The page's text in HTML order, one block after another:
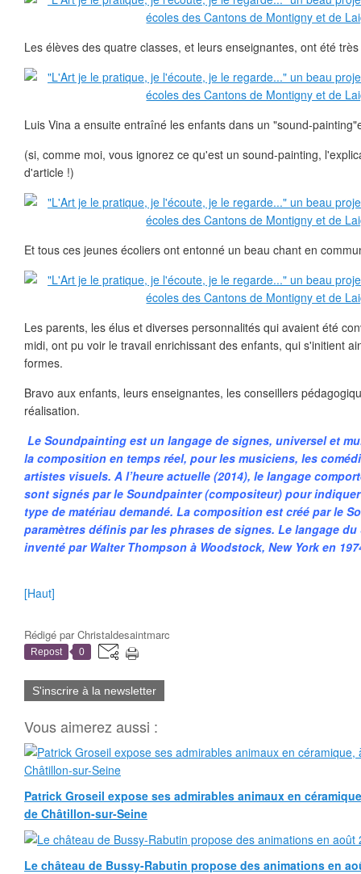
Les élèves des quatre classes, et leurs enseignantes, ont été
Luis Vina a ensuite entraîné les enfants dans un "sound-
(si, comme moi, vous ignorez ce qu'est un sound-painting,
d'article !)
Et tous ces jeunes écoliers ont entonné un beau chant en
Les parents, les élus et diverses personnalités qui avaient été
midi, ont pu voir le travail enrichissant des enfants, qui s'initient
formes.
Bravo aux enfants, leurs enseignantes, les conseillers
réalisation.
Le Soundpainting est un langage de signes, universel et
la composition en temps réel, pour les musiciens, les
artistes visuels. A l’heure actuelle (2014), le langage
sont signés par le Soundpainter (compositeur) pour
type de matériau demandé. La composition est créé par le
paramètres définis par les phrases de signes. Le langage
inventé par Walter Thompson à Woodstock, New York en
[Haut]
Rédigé parChristaldesaintmarc
Repost 0
S'inscrire à la newsletter
Vous aimerez aussi :
Patrick Groseil expose ses admirables animaux en
de Châtillon-sur-Seine
Le château de Bussy-Rabutin propose des animations en